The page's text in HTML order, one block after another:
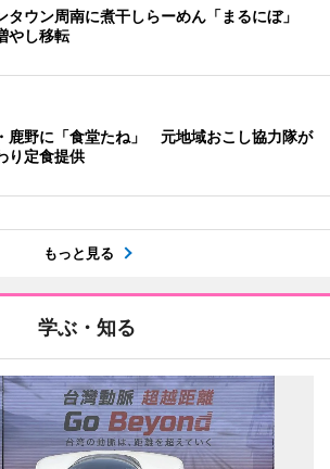
タウン周南に煮干しらーめん「まるにぼ」
やし移転
鹿野に「食堂たね」 元地域おこし協力隊が
り定食提供
もっと見る
学ぶ・知る